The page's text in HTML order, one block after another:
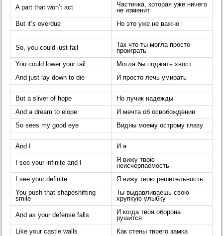
A part that won’t act
Частичка, которая уже ничего
не изменит
But it’s overdue
Но это уже не важно
So, you could just fail
Так что ты могла просто
проиграть
You could lower your tail
Могла бы поджать хвост
And just lay down to die
И просто лечь умирать
But a sliver of hope
Но лучик надежды
And a dream to elope
И мечта об освобождении
So sees my good eye
Видны моему острому глазу
And I И я
I see your infinite and I
Я вижу твою
неисчерпаемость
I see your definite
Я вижу твою решительность
You push that shapeshifting
smile
Ты выдавливаешь свою
хрупкую улыбку
And as your defense falls
И когда твоя оборона
рушится
Like your castle walls
Как стены твоего замка